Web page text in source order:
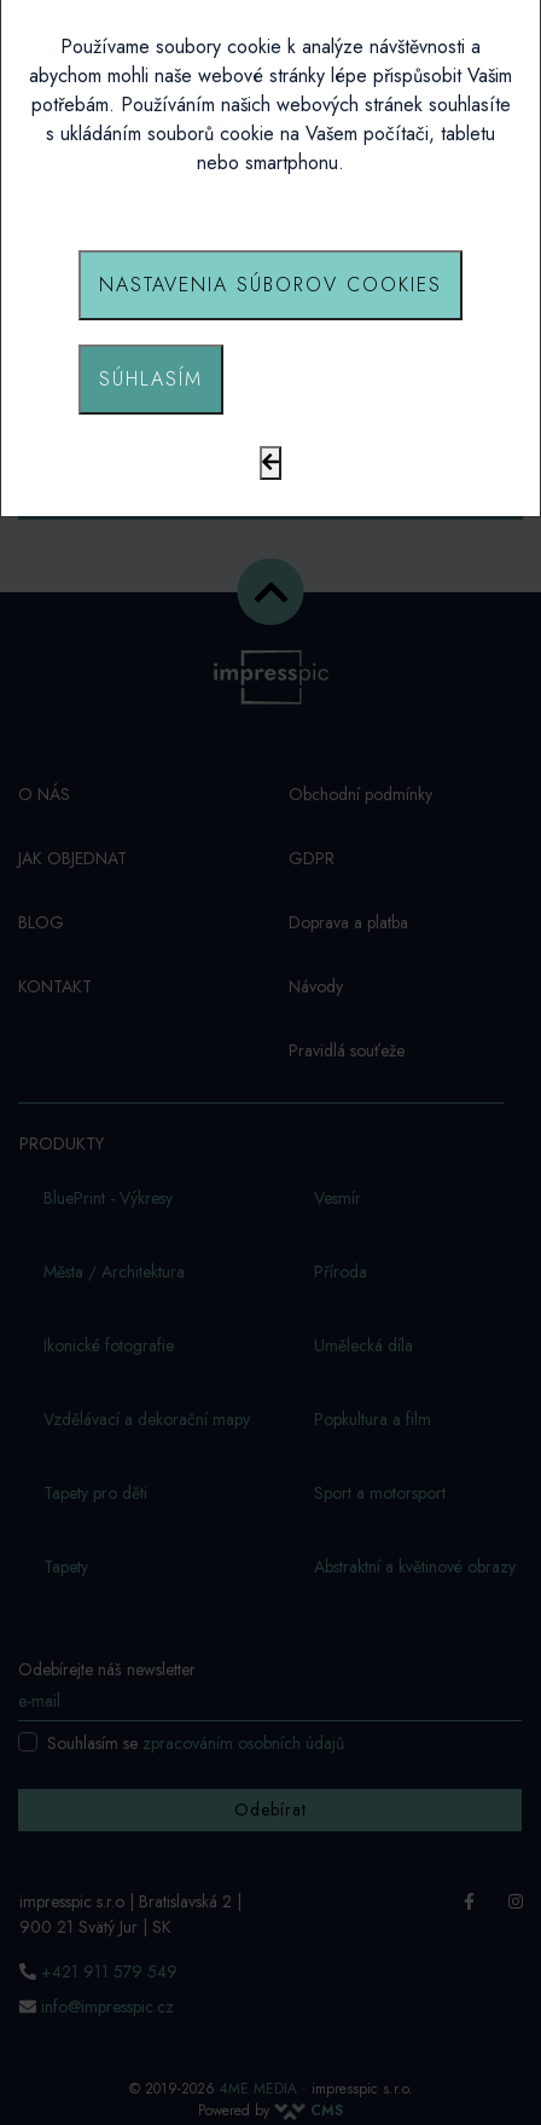
Používame soubory cookie k analýze návštěvnosti a
abychom mohli naše webové stránky lépe přispůsobit Vašim
potřebám. Používáním našich webových stránek souhlasíte
s ukládáním souborů cookie na Vašem počítači, tabletu
nebo smartphonu.
NASTAVENIA SÚBOROV COOKIES
SÚHLASÍM
Predmet
Nahrajte svůj vlastní motiv
Počet príloh:0 ks Nahrať prílohy
Souhlasím sezpracováním osobních údajů
O NÁS
JAK OBJEDNAT
BLOG
KONTAKT
Obchodní podmínky
GDPR
Doprava a platba
Návody
Pravidlá souťeže
PRODUKTY
BluePrint - Výkresy Vesmí­r
Města / Architektura Příroda
Ikonické fotografie Umělecká díla
Vzdělávací a dekorační mapy Popkultura a film
Tapety pro děti Sport a motorsport
Tapety Abstraktní a květinové obrazy
Odebírejte náš newsletter
Souhlasím se zpracováním osobních údajů
Odebírat
impresspic s.r.o | Bratislavská 2 |
900 21 Svätý Jur | SK
+421 911 579 549
info@impresspic.cz
© 2019-2026 4ME MEDIA· impresspic s.r.o.
Powered by
CMS